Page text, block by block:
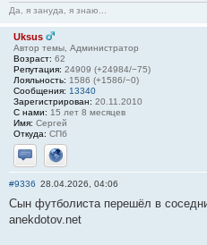
Да, я зануда, я знаю...
Uksus
Автор темы, Администратор
Возраст: 62
Репутация: 24909 (+24984/−75)
Лояльность: 1586 (+1586/−0)
Сообщения: 13340
Зарегистрирован: 20.11.2010
С нами: 15 лет 8 месяцев
Имя: Сергей
Откуда: СПб
Отправить личное сообщение
Сайт
#9336 28.04.2026, 04:06
Сын футболиста перешёл в
anekdotov.net